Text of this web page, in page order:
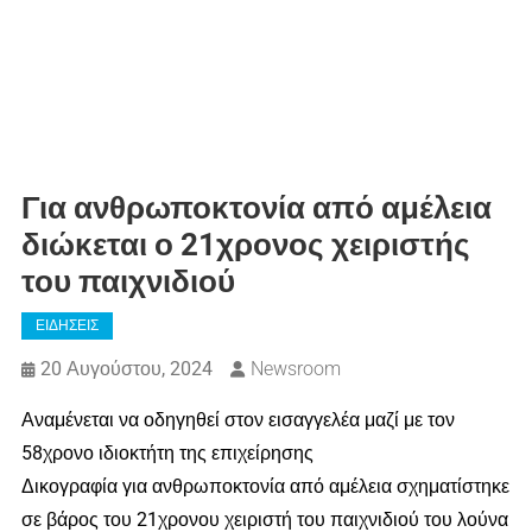
Για ανθρωποκτονία από αμέλεια
διώκεται ο 21χρονος χειριστής
του παιχνιδιού
ΕΙΔΗΣΕΙΣ
20 Αυγούστου, 2024 Newsroom
Αναμένεται να οδηγηθεί στον εισαγγελέα μαζί με τον
58χρονο ιδιοκτήτη της επιχείρησης
Δικογραφία για ανθρωποκτονία από αμέλεια σχηματίστηκε
σε βάρος του 21χρονου χειριστή του παιχνιδιού του λούνα